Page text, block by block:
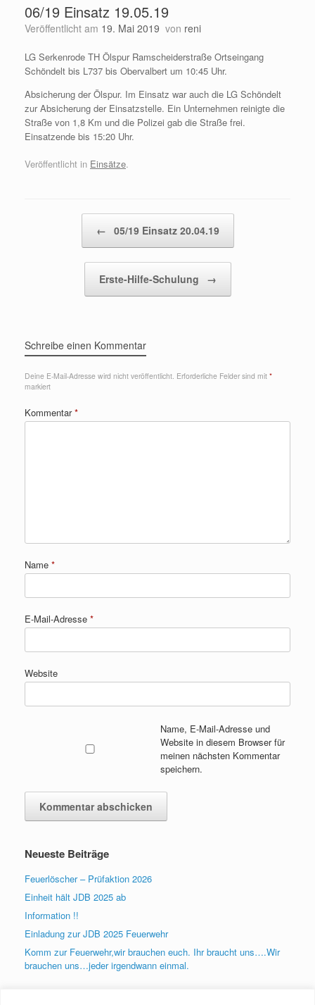
06/19 Einsatz 19.05.19
Veröffentlicht am 19. Mai 2019 von reni
LG Serkenrode TH Ölspur Ramscheiderstraße Ortseingang
Schöndelt bis L737 bis Obervalbert um 10:45 Uhr.
Absicherung der Ölspur. Im Einsatz war auch die LG Schöndelt
zur Absicherung der Einsatzstelle. Ein Unternehmen reinigte die
Straße von 1,8 Km und die Polizei gab die Straße frei.
Einsatzende bis 15:20 Uhr.
Veröffentlicht in Einsätze.
← 05/19 Einsatz 20.04.19
Erste-Hilfe-Schulung →
Schreibe einen Kommentar
Deine E-Mail-Adresse wird nicht veröffentlicht. Erforderliche Felder sind mit *
markiert
Kommentar*
Name *
E-Mail-Adresse *
Website
Name, E-Mail-Adresse und
Website in diesem Browser für
meinen nächsten Kommentar
speichern.
Neueste Beiträge
Feuerlöscher – Prüfaktion 2026
Einheit hält JDB 2025 ab
Information !!
Einladung zur JDB 2025 Feuerwehr
Komm zur Feuerwehr,wir brauchen euch. Ihr braucht uns….Wir
brauchen uns…jeder irgendwann einmal.